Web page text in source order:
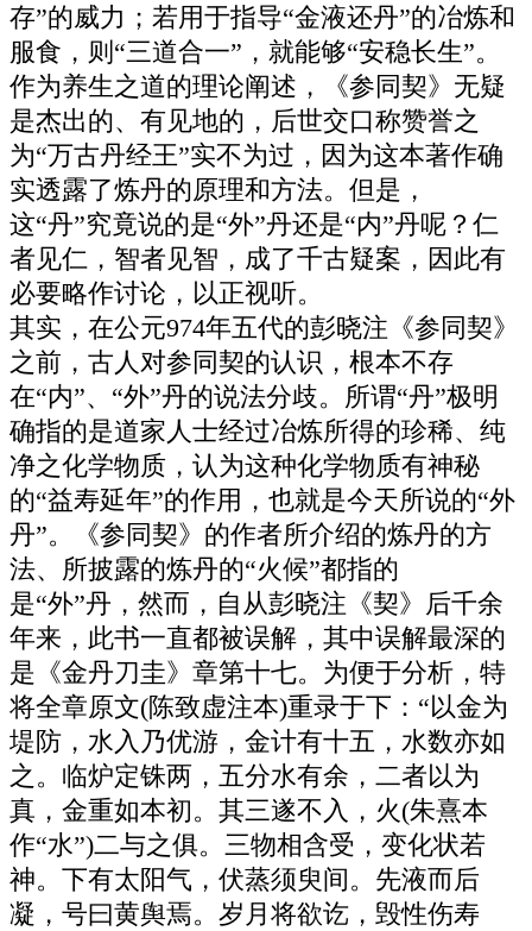
存”的威力；若用于指导“金液还丹”的冶炼和
服食，则“三道合一”，就能够“安稳长生”。
作为养生之道的理论阐述，《参同契》无疑
是杰出的、有见地的，后世交口称赞誉之
为“万古丹经王”实不为过，因为这本著作确
实透露了炼丹的原理和方法。但是，
这“丹”究竟说的是“外”丹还是“内”丹呢？仁
者见仁，智者见智，成了千古疑案，因此有
必要略作讨论，以正视听。
其实，在公元974年五代的彭晓注《参同契》
之前，古人对参同契的认识，根本不存
在“内”、“外”丹的说法分歧。所谓“丹”极明
确指的是道家人士经过冶炼所得的珍稀、纯
净之化学物质，认为这种化学物质有神秘
的“益寿延年”的作用，也就是今天所说的“外
丹”。《参同契》的作者所介绍的炼丹的方
法、所披露的炼丹的“火候”都指的
是“外”丹，然而，自从彭晓注《契》后千余
年来，此书一直都被误解，其中误解最深的
是《金丹刀圭》章第十七。为便于分析，特
将全章原文(陈致虚注本)重录于下：“以金为
堤防，水入乃优游，金计有十五，水数亦如
之。临炉定铢两，五分水有余，二者以为
真，金重如本初。其三遂不入，火(朱熹本
作“水”)二与之俱。三物相含受，变化状若
神。下有太阳气，伏蒸须臾间。先液而后
凝，号曰黄舆焉。岁月将欲讫，毁性伤寿